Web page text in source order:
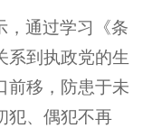
，通过学习《条
系到执政党的生
前移，防患于未
犯、偶犯不再